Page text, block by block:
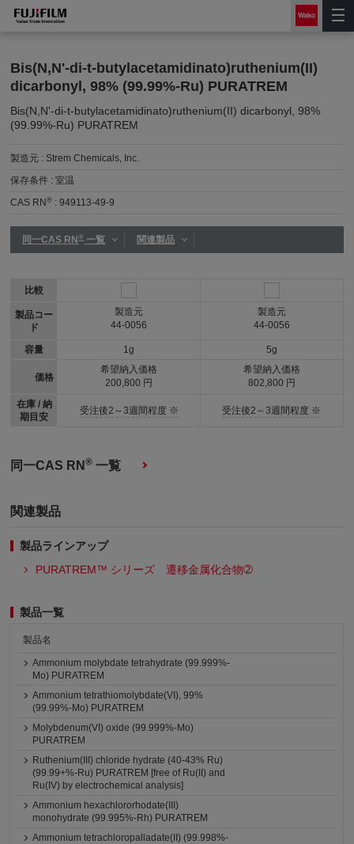
Bis(N,N'-di-t-butylacetamidinato)ruthenium(II)
dicarbonyl, 98% (99.99%-Ru) PURATREM
Bis(N,N'-di-t-butylacetamidinato)ruthenium(II) dicarbonyl, 98%
(99.99%-Ru) PURATREM
製造元 : Strem Chemicals, Inc.
保存条件 :室温
CAS RN® :949113-49-9
同一CAS RN®一覧 関連製品
比較
製品コー
ド
容量
価格
在庫 / 納
期目安
製造元
44-0056
1g
希望納入価格
200,800 円
受注後2～3週間程度 ※
製造元
44-0056
5g
希望納入価格
802,800 円
受注後2～3週間程度 ※
同一CAS RN® 一覧
関連製品
製品ラインアップ
PURATREM™ シリーズ 遷移金属化合物➁
製品一覧
製品名
Ammonium molybdate tetrahydrate (99.999%-
Mo) PURATREM
Ammonium tetrathiomolybdate(VI), 99%
(99.99%-Mo) PURATREM
Molybdenum(VI) oxide (99.999%-Mo)
PURATREM
Ruthenium(III) chloride hydrate (40-43% Ru)
(99.99+%-Ru) PURATREM [free of Ru(II) and
Ru(IV) by electrochemical analysis]
Ammonium hexachlororhodate(III)
monohydrate (99.995%-Rh) PURATREM
Ammonium tetrachloropalladate(II) (99.998%-